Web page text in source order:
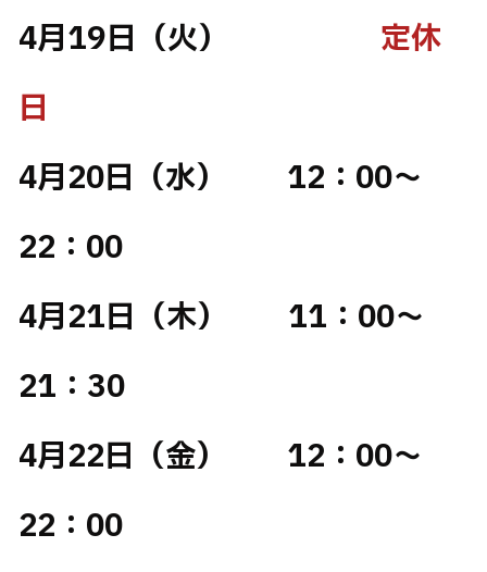
4月19日（火） 定休
日
4月20日（水） 12：00～
22：00
4月21日（木） 11：00～
21：30
4月22日（金） 12：00～
22：00